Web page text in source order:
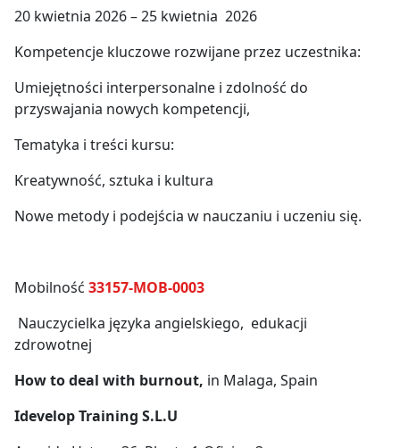
20 kwietnia 2026 – 25 kwietnia 2026
Kompetencje kluczowe rozwijane przez uczestnika:
Umiejętności interpersonalne i zdolność do
przyswajania nowych kompetencji,
Tematyka i treści kursu:
Kreatywność, sztuka i kultura
Nowe metody i podejścia w nauczaniu i uczeniu się.
Mobilność 33157-MOB-0003
Nauczycielka języka angielskiego, edukacji
zdrowotnej
How to deal with burnout, in Malaga, Spain
Idevelop Training S.L.U